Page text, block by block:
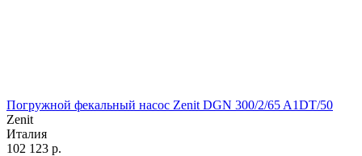
Погружной фекальный насос Zenit DGN 300/2/65 A1DT/50
Zenit
Италия
102 123 р.